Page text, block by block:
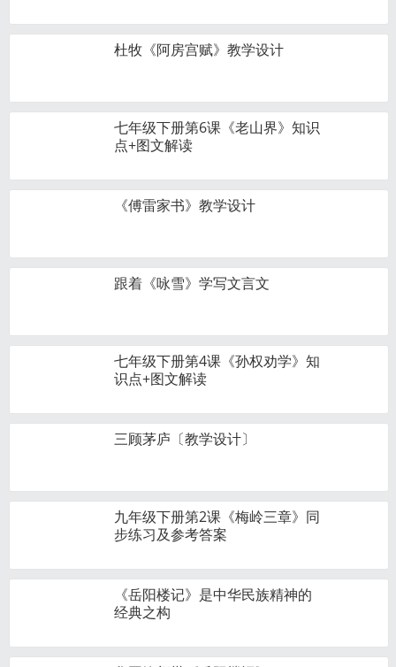
杜牧《阿房宫赋》教学设计
七年级下册第6课《老山界》知识
点+图文解读
《傅雷家书》教学设计
跟着《咏雪》学写文言文
七年级下册第4课《孙权劝学》知
识点+图文解读
三顾茅庐〔教学设计〕
九年级下册第2课《梅岭三章》同
步练习及参考答案
《岳阳楼记》是中华民族精神的
经典之构